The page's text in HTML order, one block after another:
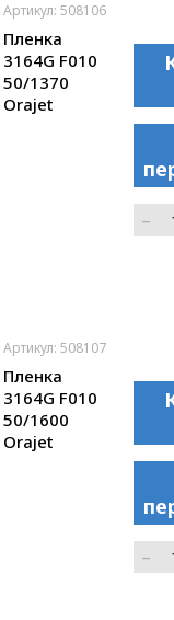
Артикул: 508106
Пленка
3164G F010
50/1370
Orajet
–
Артикул: 508107
Пленка
3164G F010
50/1600
Orajet
–